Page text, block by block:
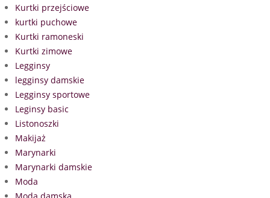
Kurtki przejściowe
kurtki puchowe
Kurtki ramoneski
Kurtki zimowe
Legginsy
legginsy damskie
Legginsy sportowe
Leginsy basic
Listonoszki
Makijaż
Marynarki
Marynarki damskie
Moda